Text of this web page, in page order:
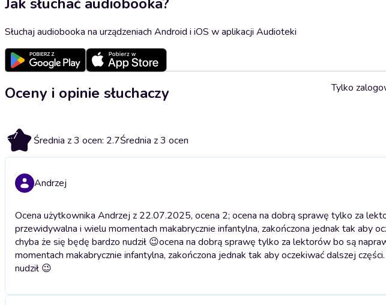
Słuchaj audiobooka na urządzeniach Android i iOS w aplikacji Audioteki
Oceny i opinie słuchaczy
2.7 Średnia z 3 ocen: 2.7Średnia z 3 ocen
Tylko
Andrzej
Ocena użytkownika Andrzej z 22.07.2025, ocena 2; ocena na dobrą sprawę tylko za
przewidywalna i wielu momentach makabrycznie infantylna, zakończona jednak tak aby
chyba że się będę bardzo nudził 😉ocena na dobrą sprawę tylko za lektorów bo są
momentach makabrycznie infantylna, zakończona jednak tak aby oczekiwać dalszej
nudził 😉